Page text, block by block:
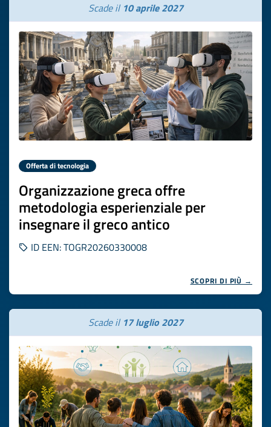
Scade il 10 aprile 2027
Offerta di tecnologia
Organizzazione greca offre
metodologia esperienziale per
insegnare il greco antico
ID EEN: TOGR20260330008
SCOPRI DI PIÙ →
Scade il 17 luglio 2027